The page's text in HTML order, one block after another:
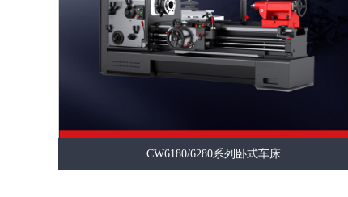
CW6180/6280系列卧式车床